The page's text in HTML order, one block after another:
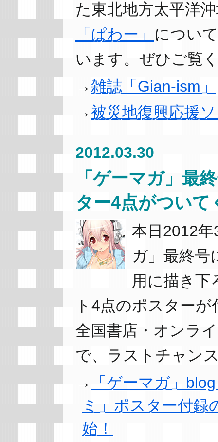
た東北地方太平洋
「ぱわー」 につい
います。ぜひご覧
雑誌「Gian-ism」
被災地復興応援
2012.03.30
「ゲーマガ」最
ター4点がついて
本日2012
ガ」最終号
用に描き下
ト4点のポスター
全国書店・オンラ
で、ラストチャン
「ゲーマガ」
ミ」ポスター付録
始！